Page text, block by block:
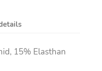
15% Elasthan